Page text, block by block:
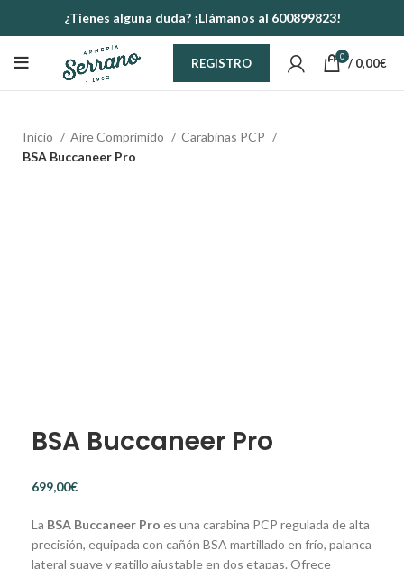
¿Tienes alguna duda? ¡Llámanos al 600899823!
REGISTRO 0 / 0,00€
Inicio Aire Comprimido
Carabinas PCP
BSA Buccaneer Pro
BSA Buccaneer Pro
€
La BSA Buccaneer Pro es una carabina PCP regulada de alta
precisión, equipada con cañón BSA martillado en frío, palanca
lateral suave y gatillo ajustable en dos etapas. Ofrece